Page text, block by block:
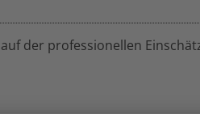
der professionellen